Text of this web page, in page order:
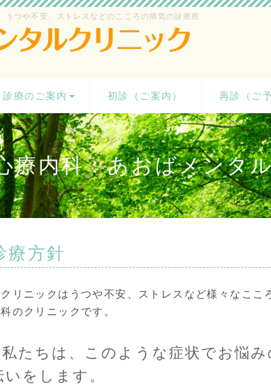
つや不安、ストレスなどのこころの病気の診療所
診療のご案内 初診（ご案内） 再診（ご
療内科：あおばメンタ
療方針
リニックはうつや不安、ストレスなど様々なこ
のクリニックです。
私たちは、このような症状でお悩
いをします。